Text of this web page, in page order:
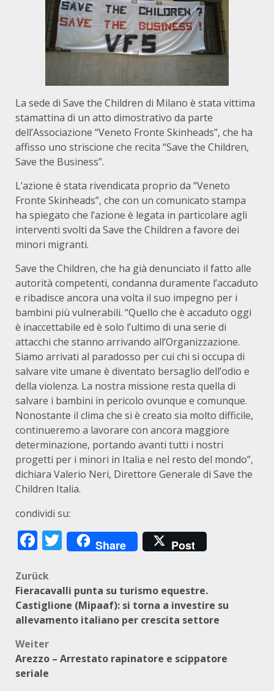
La sede di Save the Children di Milano è stata vittima
stamattina di un atto dimostrativo da parte
dell’Associazione “Veneto Fronte Skinheads”, che ha
affisso uno striscione che recita “Save the Children,
Save the Business”.
L’azione è stata rivendicata proprio da “Veneto
Fronte Skinheads”, che con un comunicato stampa
ha spiegato che l’azione è legata in particolare agli
interventi svolti da Save the Children a favore dei
minori migranti.
Save the Children, che ha già denunciato il fatto alle
autorità competenti, condanna duramente l’accaduto
e ribadisce ancora una volta il suo impegno per i
bambini più vulnerabili. “Quello che è accaduto oggi
è inaccettabile ed è solo l’ultimo di una serie di
attacchi che stanno arrivando all’Organizzazione.
Siamo arrivati al paradosso per cui chi si occupa di
salvare vite umane è diventato bersaglio dell’odio e
della violenza. La nostra missione resta quella di
salvare i bambini in pericolo ovunque e comunque.
Nonostante il clima che si è creato sia molto difficile,
continueremo a lavorare con ancora maggiore
determinazione, portando avanti tutti i nostri
progetti per i minori in Italia e nel resto del mondo”,
dichiara Valerio Neri, Direttore Generale di Save the
Children Italia.
condividi su:
Facebook
Twitter
Share Post
Beitragsnavigation
Zurück
Fieracavalli punta su turismo equestre.
Castiglione (Mipaaf): si torna a investire su
allevamento italiano per crescita settore
Weiter
Arezzo – Arrestato rapinatore e scippatore
seriale